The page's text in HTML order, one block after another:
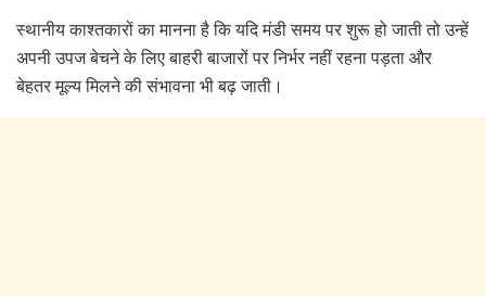
स्थानीय काश्तकारों का मानना है कि यदि मंडी समय पर शुरू हो जाती तो उन्हें
अपनी उपज बेचने के लिए बाहरी बाजारों पर निर्भर नहीं रहना पड़ता और
बेहतर मूल्य मिलने की संभावना भी बढ़ जाती।